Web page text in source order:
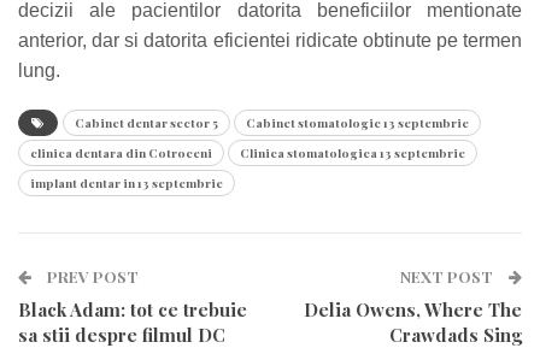
decizii ale pacientilor datorita beneficiilor mentionate
anterior, dar si datorita eficientei ridicate obtinute pe termen
lung.
Cabinet dentar sector 5
Cabinet stomatologic 13 septembrie
clinica dentara din Cotroceni
Clinica stomatologica 13 septembrie
implant dentar in 13 septembrie
PREV POST
Black Adam: tot ce trebuie
sa stii despre filmul DC
NEXT POST
Delia Owens, Where The
Crawdads Sing